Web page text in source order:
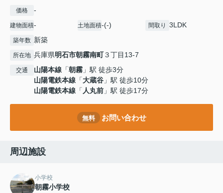
価格 -
建物面積- 土地面積-(-) 間取り 3LDK
築年数 新築
所在地 兵庫県明石市朝霧南町３丁目13-7
交通 山陽本線 「朝霧 」駅 徒歩3分
山陽電鉄本線 「大蔵谷 」駅 徒歩10分
山陽電鉄本線 「 人丸前 」駅 徒歩17分
無料 お問い合わせ
周辺施設
小学校
朝霧小学校